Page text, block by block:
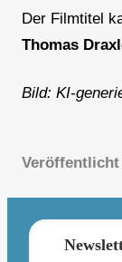
Der Filmtitel
Thomas
Bild: KI-
Veröffentlicht